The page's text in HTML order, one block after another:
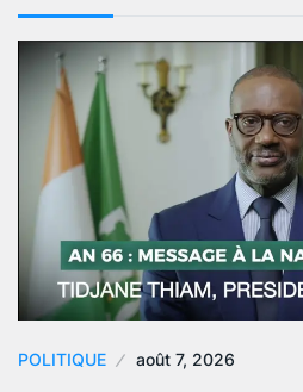
POLITIQUE août 7, 2026